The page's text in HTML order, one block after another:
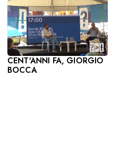
CENT'ANNI FA, GIORGIO
BOCCA